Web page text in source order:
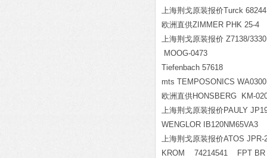
上海荆戈原装报价Turck
欧洲直供ZIMMER PHK 25-4
上海荆戈原装报价 Z7138/3330
MOOG-0473
Tiefenbach 57618
mts TEMPOSONICS WA0300
欧洲直供HONSBERG KM-
上海荆戈原装报价PAULY
WENGLOR IB120NM65VA3
上海荆戈原装报价ATOS JPR-
KROM 74214541 FPT BR